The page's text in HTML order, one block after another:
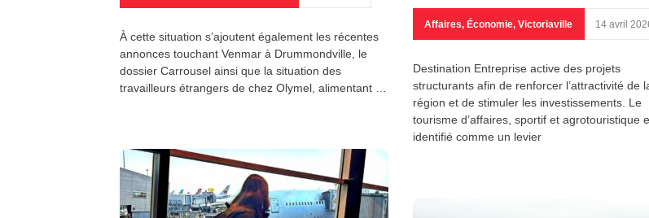
À cette situation s’ajoutent également les récentes
annonces touchant Venmar à Drummondville, le
dossier Carrousel ainsi que la situation des
travailleurs étrangers de chez Olymel, alimentant …
Affaires, Économie, Victoriaville 14 avril
Destination Entreprise active des projets
structurants afin de renforcer l’attractivité de
région et de stimuler les investissements. Le
tourisme d’affaires, sportif et agrotouristique
identifié comme un levier